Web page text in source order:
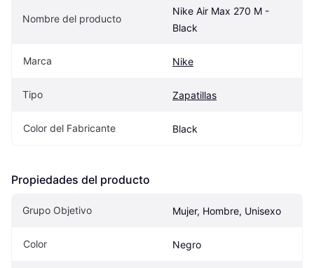
Nombre del producto
Nike Air Max 270 M -
Black
Marca Nike
Tipo Zapatillas
Color del Fabricante Black
Propiedades del producto
Grupo Objetivo Mujer, Hombre, Unisexo
Color Negro